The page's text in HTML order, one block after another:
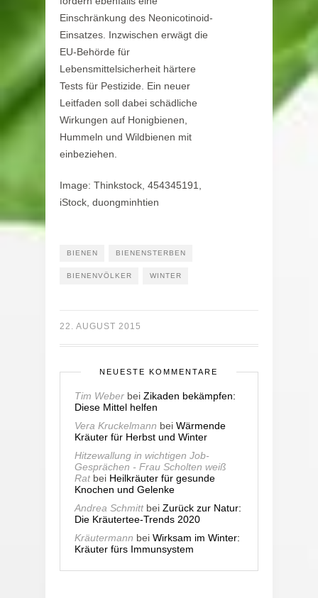
Einschränkung des Neonicotinoid-
Einsatzes. Inzwischen erwägt die
EU-Behörde für
Lebensmittelsicherheit härtere
Tests für Pestizide. Ein neuer
Leitfaden soll dabei schädliche
Wirkungen auf Honigbienen,
Hummeln und Wildbienen mit
einbeziehen.
Image: Thinkstock, 454345191,
iStock, duongminhtien
BIENEN BIENENSTERBEN
BIENENVÖLKER WINTER
22. AUGUST 2015
NEUESTE KOMMENTARE
Tim Weber bei Zikaden bekämpfen:
Diese Mittel helfen
Vera Kruckelmann bei Wärmende
Kräuter für Herbst und Winter
Hitzewallung in wichtigen Job-
Gesprächen - Frau Scholten weiß
Ratbei Heilkräuter für gesunde
Knochen und Gelenke
Andrea Schmittbei Zurück zur Natur:
Die Kräutertee-Trends 2020
Kräutermann bei Wirksam im Winter:
Kräuter fürs Immunsystem